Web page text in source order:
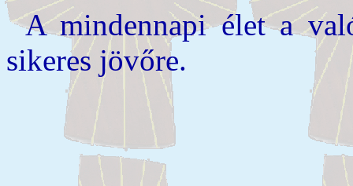
A mindennapi élet a
sikeres jövőre.